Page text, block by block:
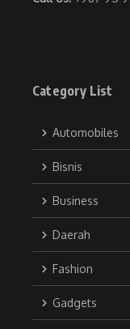
Category List
Automobiles
Bisnis
Business
Daerah
Fashion
Gadgets